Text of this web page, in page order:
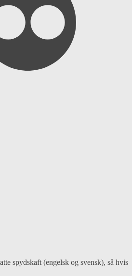
spydskaft (engelsk og svensk), så hvis